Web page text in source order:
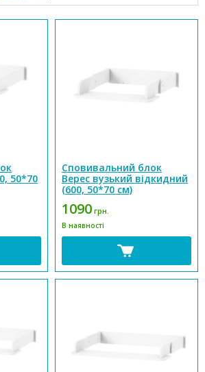
50*70
Cповивальний блок
Верес вузький відкидний
(600, 50*70 см)
1090 грн.
В наявності